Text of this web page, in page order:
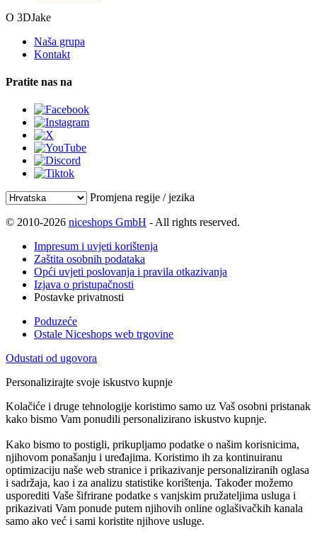
O 3DJake
Naša grupa
Kontakt
Pratite nas na
Promjena regije / jezika
© 2010-2026 niceshops GmbH - All rights reserved.
Impresum i uvjeti korištenja
Zaštita osobnih podataka
Opći uvjeti poslovanja i pravila otkazivanja
Izjava o pristupačnosti
Postavke privatnosti
Poduzeće
Ostale Niceshops web trgovine
Odustati od ugovora
Personalizirajte svoje iskustvo kupnje
Kolačiće i druge tehnologije koristimo samo uz Vaš osobni pristanak
kako bismo Vam ponudili personalizirano iskustvo kupnje.
Kako bismo to postigli, prikupljamo podatke o našim korisnicima,
njihovom ponašanju i uređajima. Koristimo ih za kontinuiranu
optimizaciju naše web stranice i prikazivanje personaliziranih oglasa
i sadržaja, kao i za analizu statistike korištenja. Također možemo
usporediti Vaše šifrirane podatke s vanjskim pružateljima usluga i
prikazivati Vam ponude putem njihovih online oglašivačkih kanala
samo ako već i sami koristite njihove usluge.